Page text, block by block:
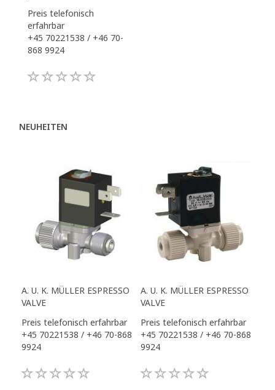
Preis telefonisch
erfahrbar
+45 70221538 / +46 70-
868 9924
NEUHEITEN
A. U. K. MÜLLER ESPRESSO
VALVE
Preis telefonisch erfahrbar
+45 70221538 / +46 70-868
9924
A. U. K. MÜLLER ESPRESSO
VALVE
Preis telefonisch erfahrbar
+45 70221538 / +46 70-868
9924